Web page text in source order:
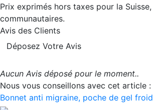
Prix exprimés hors taxes pour la
communautaires.
Avis des Clients
Déposez Votre Avis
Aucun Avis déposé pour le moment..
Nous vous conseillons avec cet article :
Bonnet anti migraine, poche de gel froid